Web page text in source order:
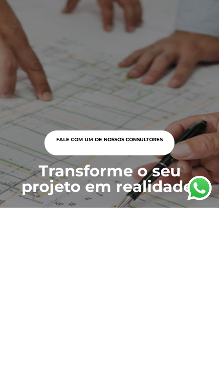
FALE COM UM DE NOSSOS CONSULTORES
Transforme o seu
projeto em realidade!